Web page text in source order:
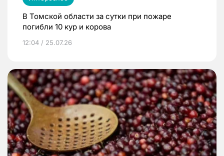
В Томской области за сутки при пожаре
погибли 10 кур и корова
12:04 / 25.07.26